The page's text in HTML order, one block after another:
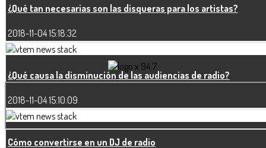
¿Qué tan necesarias son las disqueras para los artistas?
2018-11-04 15:18:32
¿Qué causa la disminución de las audiencias de radio?
2018-11-04 15:10:09
Cómo convertirse en un DJ de radio